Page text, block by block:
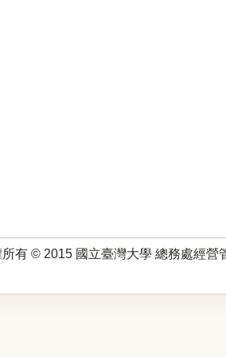
所有 © 2015 國立臺灣大學 總務處經營